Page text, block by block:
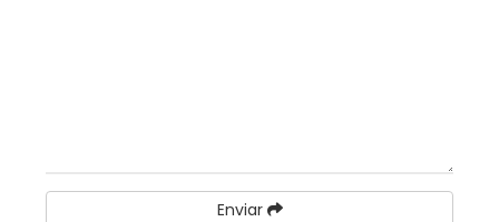
Enviar